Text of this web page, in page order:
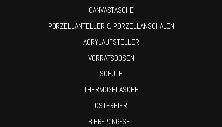
CANVASTASCHE
PORZELLANTELLER & PORZELLANSCHALEN
ACRYLAUFSTELLER
VORRATSDOSEN
SCHULE
THERMOSFLASCHE
OSTEREIER
BIER-PONG-SET